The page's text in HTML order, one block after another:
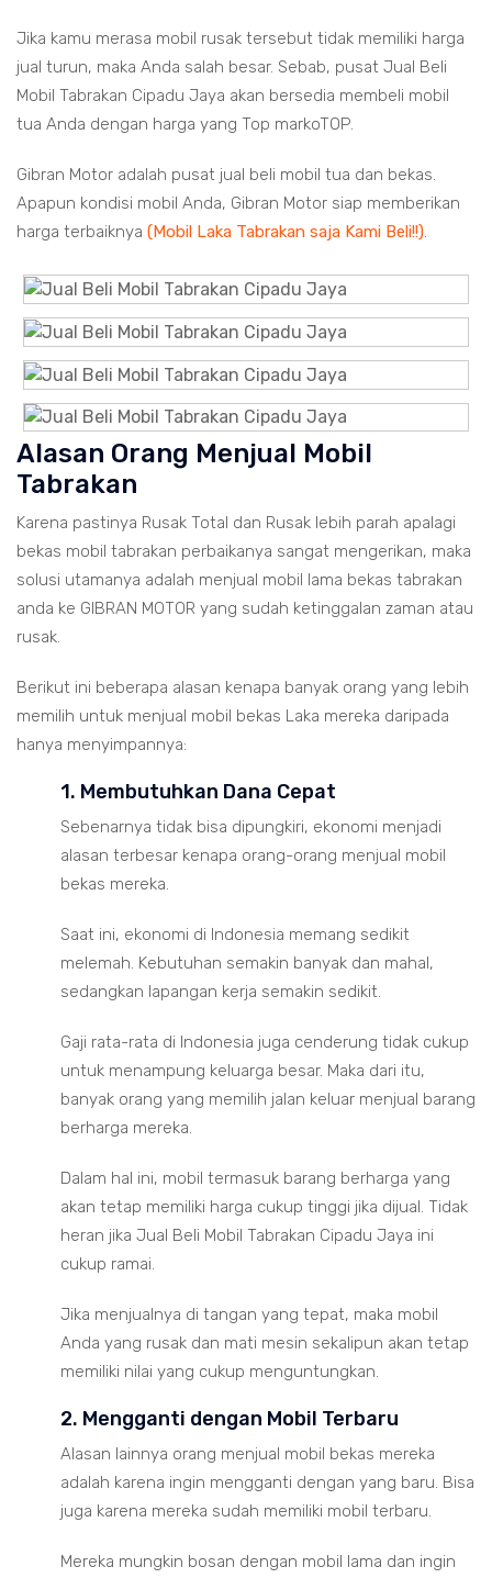
Jika kamu merasa mobil rusak tersebut tidak memiliki harga
jual turun, maka Anda salah besar. Sebab, pusat Jual Beli
Mobil Tabrakan Cipadu Jaya akan bersedia membeli mobil
tua Anda dengan harga yang Top markoTOP.
Gibran Motor adalah pusat jual beli mobil tua dan bekas.
Apapun kondisi mobil Anda, Gibran Motor siap memberikan
harga terbaiknya (Mobil Laka Tabrakan saja Kami Beli!!).
Alasan Orang Menjual Mobil
Tabrakan
Karena pastinya Rusak Total dan Rusak lebih parah apalagi
bekas mobil tabrakan perbaikanya sangat mengerikan, maka
solusi utamanya adalah menjual mobil lama bekas tabrakan
anda ke GIBRAN MOTOR yang sudah ketinggalan zaman atau
rusak.
Berikut ini beberapa alasan kenapa banyak orang yang lebih
memilih untuk menjual mobil bekas Laka mereka daripada
hanya menyimpannya:
1. Membutuhkan Dana Cepat
Sebenarnya tidak bisa dipungkiri, ekonomi menjadi
alasan terbesar kenapa orang-orang menjual mobil
bekas mereka.
Saat ini, ekonomi di Indonesia memang sedikit
melemah. Kebutuhan semakin banyak dan mahal,
sedangkan lapangan kerja semakin sedikit.
Gaji rata-rata di Indonesia juga cenderung tidak cukup
untuk menampung keluarga besar. Maka dari itu,
banyak orang yang memilih jalan keluar menjual barang
berharga mereka.
Dalam hal ini, mobil termasuk barang berharga yang
akan tetap memiliki harga cukup tinggi jika dijual. Tidak
heran jika Jual Beli Mobil Tabrakan Cipadu Jaya ini
cukup ramai.
Jika menjualnya di tangan yang tepat, maka mobil
Anda yang rusak dan mati mesin sekalipun akan tetap
memiliki nilai yang cukup menguntungkan.
2. Mengganti dengan Mobil Terbaru
Alasan lainnya orang menjual mobil bekas mereka
adalah karena ingin mengganti dengan yang baru. Bisa
juga karena mereka sudah memiliki mobil terbaru.
Mereka mungkin bosan dengan mobil lama dan ingin